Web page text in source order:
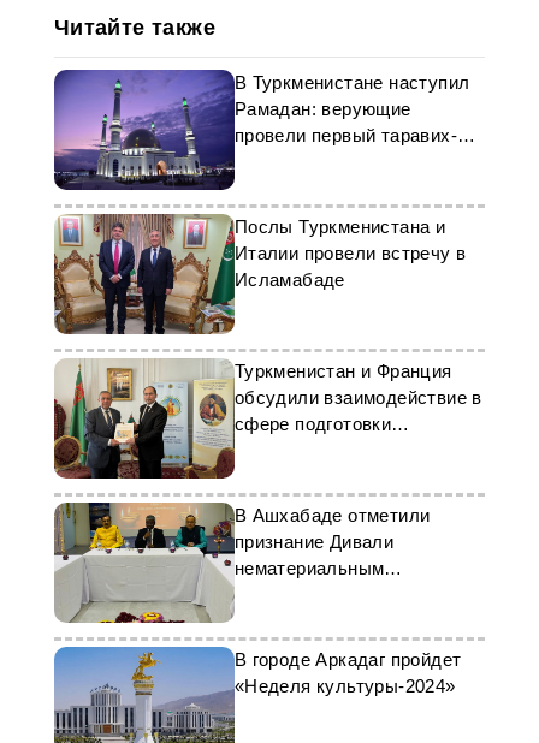
Читайте также
В Туркменистане наступил
Рамадан: верующие
провели первый таравих-
намаз
Послы Туркменистана и
Италии провели встречу в
Исламабаде
Туркменистан и Франция
обсудили взаимодействие в
сфере подготовки
пианистов
В Ашхабаде отметили
признание Дивали
нематериальным
наследием ЮНЕСКО
В городе Аркадаг пройдет
«Неделя культуры-2024»